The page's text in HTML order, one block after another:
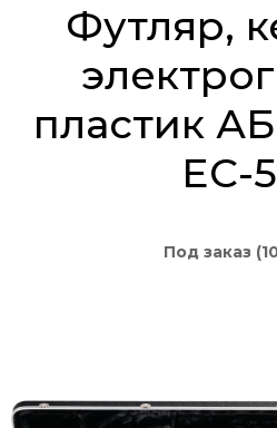
Футляр,
пластик
EC-
Под заказ